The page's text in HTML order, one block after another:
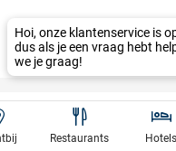
Valley (2 uur) +
Restaurants Hotels